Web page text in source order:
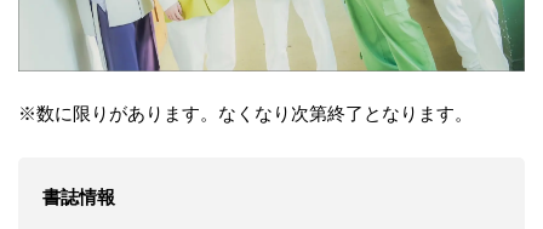
※数に限りがあります。なくなり次第終了となります。
書誌情報